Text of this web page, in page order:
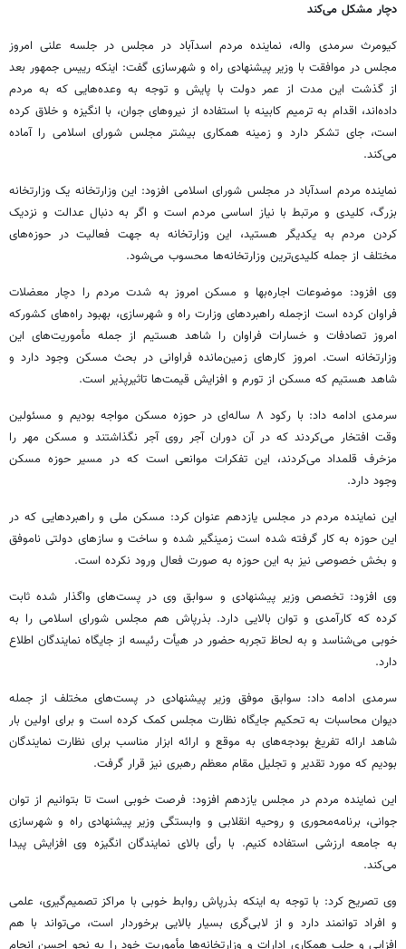
دچار مشکل می‌کند
کیومرث سرمدی واله، نماینده مردم اسدآباد در مجلس در جلسه علنی امروز
مجلس در موافقت با وزیر پیشنهادی راه و شهرسازی گفت: اینکه رییس جمهور بعد
از گذشت این مدت از عمر دولت با پایش و توجه به وعده‌هایی که به مردم
داده‌اند، اقدام به ترمیم کابینه با استفاده از نیروهای جوان، با انگیزه و خلاق کرده
است، جای تشکر دارد و زمینه همکاری بیشتر مجلس شورای اسلامی را آماده
می‌کند.
نماینده مردم اسدآباد در مجلس شورای اسلامی افزود: این وزارتخانه یک وزارتخانه
بزرگ، کلیدی و مرتبط با نیاز اساسی مردم است و اگر به دنبال عدالت و نزدیک
کردن مردم به یکدیگر هستید، این وزارتخانه به جهت فعالیت در حوزه‌های
مختلف از جمله کلیدی‌ترین وزارتخانه‌ها محسوب می‌شود.
وی افزود: موضوعات اجاره‌بها و مسکن امروز به شدت مردم را دچار معضلات
فراوان کرده است ازجمله راهبردهای وزارت راه و شهرسازی، بهبود راه‌های کشورکه
امروز تصادفات و خسارات فراوان را شاهد هستیم از جمله مأموریت‌های این
وزارتخانه است. امروز کارهای زمین‌مانده فراوانی در بحث مسکن وجود دارد و
شاهد هستیم که مسکن از تورم و افزایش قیمت‌ها تاثیرپذیر است.
سرمدی ادامه داد: با رکود ۸ ساله‌ای در حوزه مسکن مواجه بودیم و مسئولین
وقت افتخار می‌کردند که در آن دوران آجر روی آجر نگذاشتند و مسکن مهر را
مزخرف قلمداد می‌کردند، این تفکرات موانعی است که در مسیر حوزه مسکن
وجود دارد.
این نماینده مردم در مجلس یازدهم عنوان کرد: مسکن ملی و راهبردهایی که در
این حوزه به کار گرفته شده است زمینگیر شده و ساخت و سازهای دولتی ناموفق
و بخش خصوصی نیز به این حوزه به صورت فعال ورود نکرده است.
وی افزود: تخصص وزیر پیشنهادی و سوابق وی در پست‌های واگذار شده ثابت
کرده که کارآمدی و توان بالایی دارد. بذرپاش هم مجلس شورای اسلامی را به
خوبی می‌شناسد و به لحاظ تجربه حضور در هیأت رئیسه از جایگاه نمایندگان اطلاع
دارد.
سرمدی ادامه داد: سوابق موفق وزیر پیشنهادی در پست‌های مختلف از جمله
دیوان محاسبات به تحکیم جایگاه نظارت مجلس کمک کرده است و برای اولین بار
شاهد ارائه تفریغ بودجه‌های به موقع و ارائه ابزار مناسب برای نظارت نمایندگان
بودیم که مورد تقدیر و تجلیل مقام معظم رهبری نیز قرار گرفت.
این نماینده مردم در مجلس یازدهم افزود: فرصت خوبی است تا بتوانیم از توان
جوانی، برنامه‌محوری و روحیه انقلابی و وابستگی وزیر پیشنهادی راه و شهرسازی
به جامعه ارزشی استفاده کنیم. با رأی بالای نمایندگان انگیزه وی افزایش پیدا
می‌کند.
وی تصریح کرد: با توجه به اینکه بذرپاش روابط خوبی با مراکز تصمیم‌گیری، علمی
و افراد توانمند دارد و از لابی‌گری بسیار بالایی برخوردار است، می‌تواند با هم